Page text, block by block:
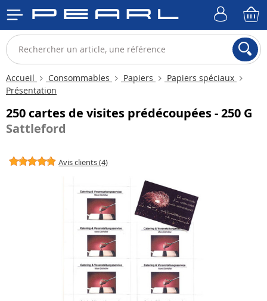
Accueil Consommables Papiers
Papiers spéciaux
Présentation
250 cartes de visites prédécoupées - 250 G
Sattleford
Avis clients (4)